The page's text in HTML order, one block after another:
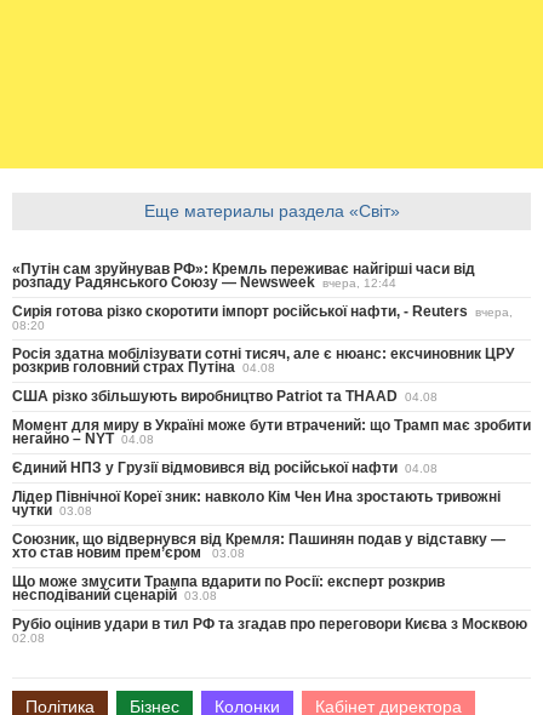
Еще материалы раздела «Світ»
«Путін сам зруйнував РФ»: Кремль переживає найгірші часи від
розпаду Радянського Союзу — Newsweek вчера, 12:44
Сирія готова різко скоротити імпорт російської нафти, - Reuters
вчера,
08:20
Росія здатна мобілізувати сотні тисяч, але є нюанс: ексчиновник ЦРУ
розкрив головний страх Путіна 04.08
США різко збільшують виробництво Patriot та THAAD 04.08
Момент для миру в Україні може бути втрачений: що Трамп має зробити
негайно – NYT 04.08
Єдиний НПЗ у Грузії відмовився від російської нафти 04.08
Лідер Північної Кореї зник: навколо Кім Чен Ина зростають тривожні
чутки 03.08
Союзник, що відвернувся від Кремля: Пашинян подав у відставку —
хто став новим прем’єром 03.08
Що може змусити Трампа вдарити по Росії: експерт розкрив
несподіваний сценарій 03.08
Рубіо оцінив удари в тил РФ та згадав про переговори Києва з Москвою
02.08
Політика Бізнес Колонки Кабінет директора